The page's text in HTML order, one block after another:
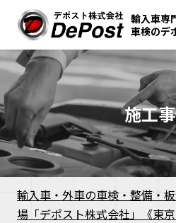
輸入車専
車検のデ
施工
輸入車・外車の車検・整備・
場「デポスト株式会社」《東